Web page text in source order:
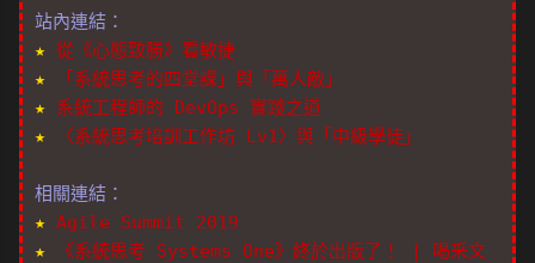
站內連結：
★ 從《心態致勝》看敏捷
★
「系統思考的四堂課」與「萬人敵」
★ 系統工程師的 DevOps 實踐之道
★
〈系統思考培訓工作坊 Lv1〉與「中級學徒」
相關連結：
★ Agile Summit 2019
★
《系統思考 Systems One》終於出版了！ | 喝釆文